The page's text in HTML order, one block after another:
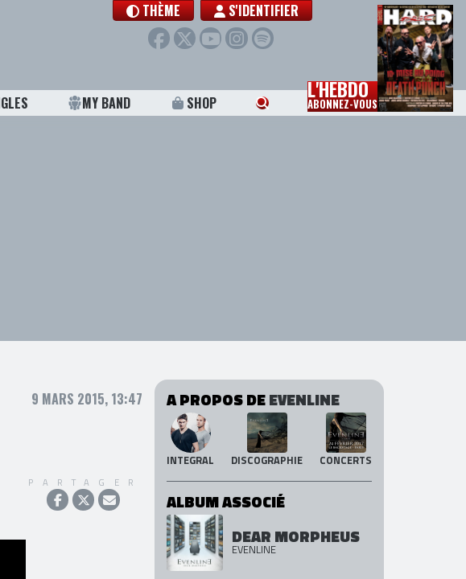
THÈME S'IDENTIFIER
MY BAND SHOP L'HEBDO
ABONNEZ-VOUS
9 MARS 2015, 13:47
PARTAGER
A PROPOS DEEVENLINE
INTEGRAL DISCOGRAPHIE CONCERTS
ALBUM ASSOCIÉ
DEAR MORPHEUS
EVENLINE